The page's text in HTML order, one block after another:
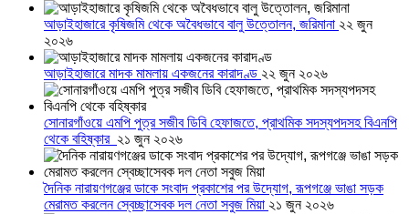
আড়াইহাজারে কৃষিজমি থেকে অবৈধভাবে বালু উত্তোলন, জরিমানা ২২ জুন
২০২৬
আড়াইহাজারে মাদক মামলায় একজনের কারাদণ্ড ২২ জুন ২০২৬
সোনারগাঁওয়ে এমপি পুত্র সজীব ডিবি হেফাজতে, প্রাথমিক সদস্যপদসহ বিএনপি
থেকে বহিষ্কার ২১ জুন ২০২৬
দৈনিক নারায়ণগঞ্জের ডাকে সংবাদ প্রকাশের পর উদ্যোগ, রূপগঞ্জে ভাঙা সড়ক
মেরামত করলেন স্বেচ্ছাসেবক দল নেতা সবুজ মিয়া ২১ জুন ২০২৬